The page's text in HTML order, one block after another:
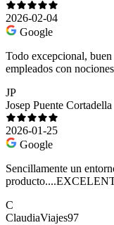
2026-02-04
Google
Todo excepcional,
empleados con
JP
Josep Puente Cortadella
2026-01-25
Google
Sencillamente un
C
ClaudiaViajes97